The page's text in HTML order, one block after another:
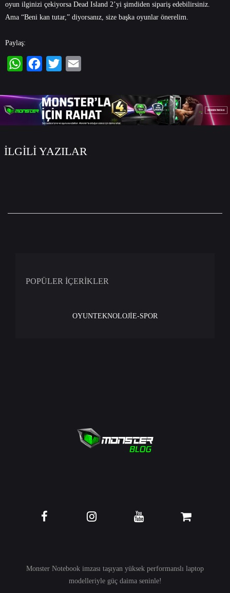
oyun ilginizi çekiyorsa Dead Island 2’yi şimdiden sipariş edebilirsiniz.
Ama “Beni kan tutar,” diyorsanız, size başka oyunlar önerelim.
Paylaş:
İLGİLİ YAZILAR
POPÜLER İÇERİKLER
OYUNTEKNOLOJİE-SPOR
Monster Notebook imzası taşıyan yüksek performanslı laptop
modelleriyle güç daima seninle!